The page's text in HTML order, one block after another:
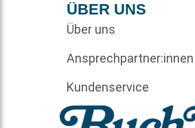
ÜBER UNS
Über uns
Ansprechpartner:innen
Kundenservice